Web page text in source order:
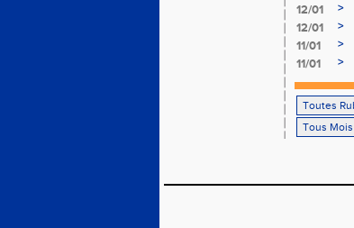
12/01
>
12/01 >
11/01 >
11/01
>